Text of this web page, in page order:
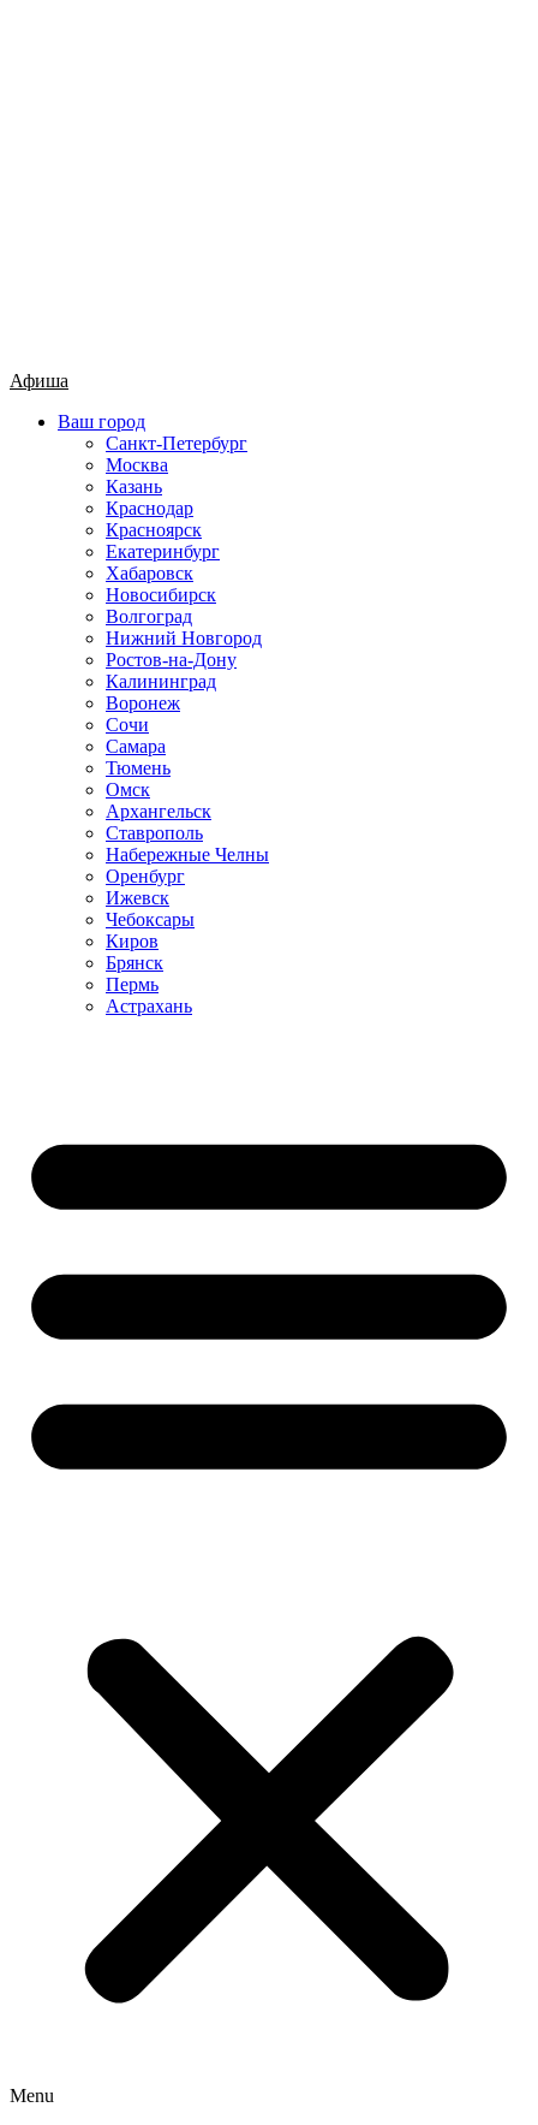
Афиша
Ваш город
Санкт-Петербург
Москва
Казань
Краснодар
Красноярск
Екатеринбург
Хабаровск
Новосибирск
Волгоград
Нижний Новгород
Ростов-на-Дону
Калининград
Воронеж
Сочи
Самара
Тюмень
Омск
Архангельск
Ставрополь
Набережные Челны
Оренбург
Ижевск
Чебоксары
Киров
Брянск
Пермь
Астрахань
Menu